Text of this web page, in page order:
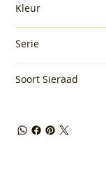
Kleur
Serie
Soort Sieraad